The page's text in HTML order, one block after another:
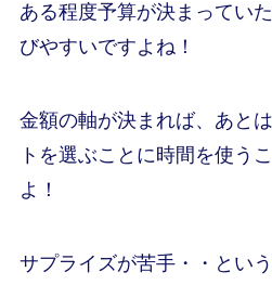
ある程度予算が決まってい
びやすいですよね！
金額の軸が決まれば、あと
トを選ぶことに時間を使う
よ！
サプライズが苦手・・とい